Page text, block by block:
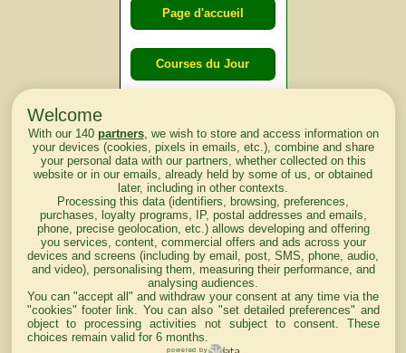
Page d'accueil
Courses du Jour
lendemain
Courses
d'aujourd'hui
Haut de Page
Welcome
With our 140 partners, we wish to store and access information on
your devices (cookies, pixels in emails, etc.), combine and share
your personal data with our partners, whether collected on this
website or in our emails, already held by some of us, or obtained
later, including in other contexts.
Processing this data (identifiers, browsing, preferences,
purchases, loyalty programs, IP, postal addresses and emails,
phone, precise geolocation, etc.) allows developing and offering
you services, content, commercial offers and ads across your
devices and screens (including by email, post, SMS, phone, audio,
and video), personalising them, measuring their performance, and
analysing audiences.
You can "accept all" and withdraw your consent at any time via the
"cookies" footer link . You can also "set detailed preferences" and
object to processing activities not subject to consent. These
choices remain valid for 6 months.
powered by